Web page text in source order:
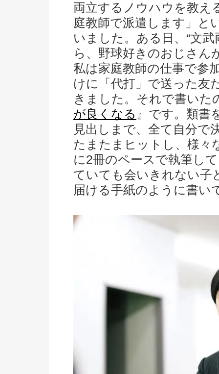
両立するノウハウを教え
庭教師で派遣します」と
いました。ある日、“文
ら、野球好きのおじさん
私は家庭教師の仕事で参
けに「代打」で送った友
きました。それで書いた
が良くなる 』です。類書
見出しまで、全て自分で
たまたまヒットし、様々
に2冊のペースで執筆し
ていても会いきれない子
届ける手紙のように書い